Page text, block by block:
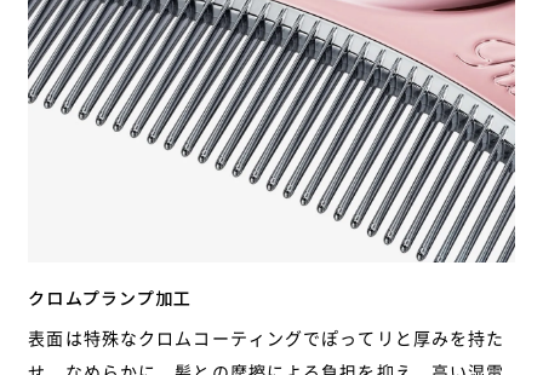
クロムプランプ加工
表面は特殊なクロムコーティングでぽってリと厚みを持た